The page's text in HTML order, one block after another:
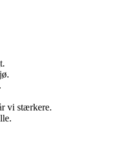
vi stærkere.